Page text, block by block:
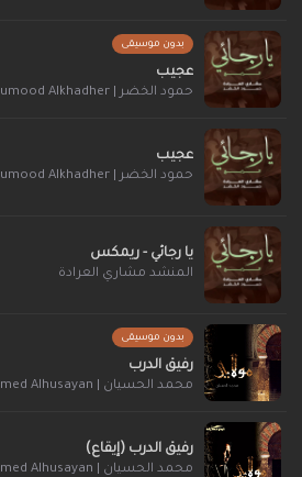
بدون موسيقى
عجيب
حمود الخضر | Humood Alkhadher
عجيب
حمود الخضر | Humood Alkhadher
يا رجائي - ريمكس
المنشد مشاري العرادة
بدون موسيقى
رفيق الدرب
محمد الحسيان | Mohammed Alhusayan
رفيق الدرب (إيقاع)
محمد الحسيان | Mohammed Alhusayan